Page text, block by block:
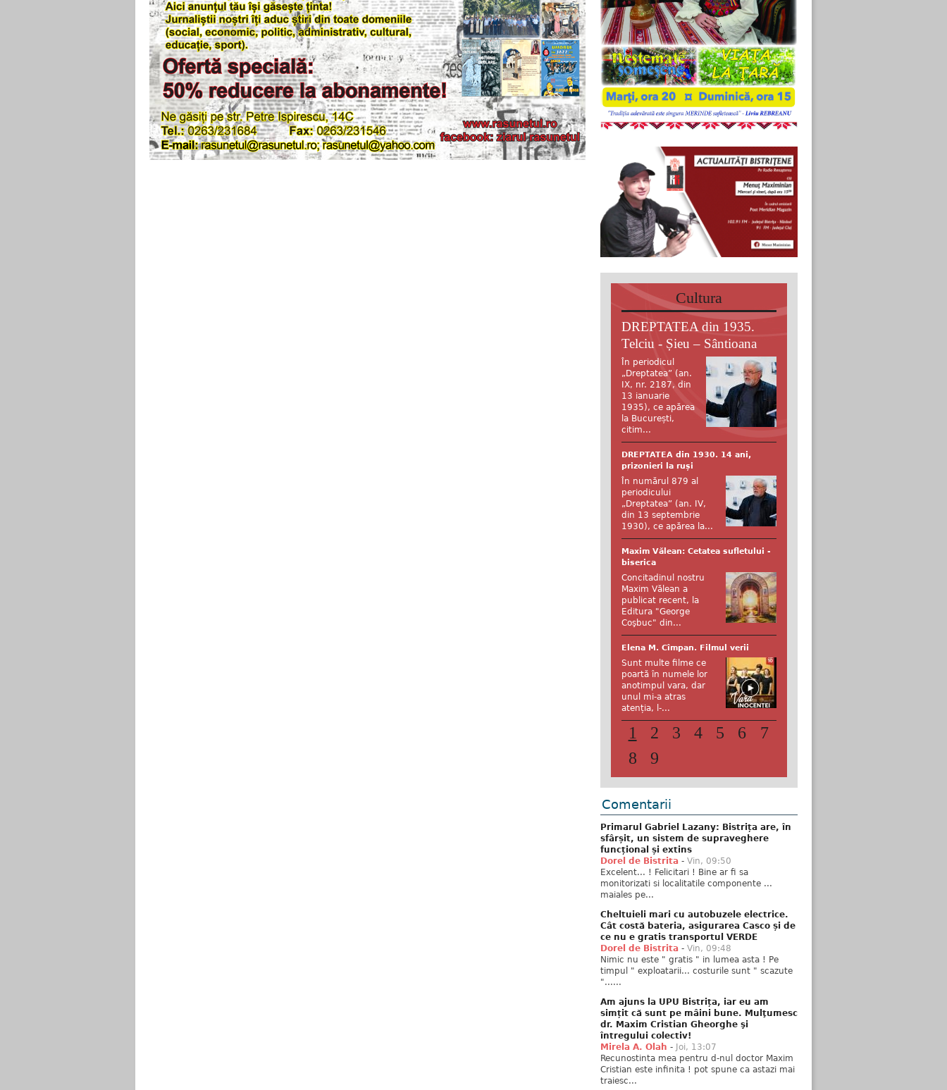
Cultura
DREPTATEA din 1935.
Telciu - Șieu – Sântioana
În periodicul
„Dreptatea” (an.
IX, nr. 2187, din
13 ianuarie
1935), ce apărea
la București,
citim...
DREPTATEA din 1930. 14 ani,
prizonieri la ruși
În numărul 879 al
periodicului
„Dreptatea” (an. IV,
din 13 septembrie
1930), ce apărea la...
Maxim Vălean: Cetatea sufletului -
biserica
Concitadinul nostru
Maxim Vălean a
publicat recent, la
Editura "George
Coşbuc" din...
Elena M. Cîmpan. Filmul verii
Sunt multe filme ce
poartă în numele lor
anotimpul vara, dar
unul mi-a atras
atenția, l-...
1 2 3 4 5 6
7
8
9
Comentarii
Primarul Gabriel Lazany: Bistrița are, în
sfârșit, un sistem de supraveghere
funcțional și extins
Dorel de Bistrita - Vin, 09:50
Excelent... ! Felicitari ! Bine ar fi sa
monitorizati si localitatile componente ...
maiales pe...
Cheltuieli mari cu autobuzele electrice.
Cât costă bateria, asigurarea Casco și de
ce nu e gratis transportul VERDE
Dorel de Bistrita - Vin, 09:48
Nimic nu este " gratis " in lumea asta ! Pe
timpul " exploatarii... costurile sunt " scazute
"......
Am ajuns la UPU Bistrița, iar eu am
simțit că sunt pe mâini bune. Mulţumesc
dr. Maxim Cristian Gheorghe şi
întregului colectiv!
Mirela A. Olah - Joi, 13:07
Recunostinta mea pentru d-nul doctor Maxim
Cristian este infinita ! pot spune ca astazi mai
traiesc...